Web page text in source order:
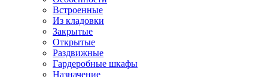
Встроенные
Из кладовки
Закрытые
Открытые
Раздвижные
Гардеробные шкафы
Назначение